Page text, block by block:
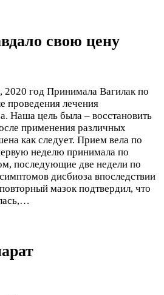
свою цену
2020 год Принимала Вагилак по
проведения лечения
Наша цель была – восстановить
применения различных
как следует. Прием вела по
неделю принимала по
последующие две недели по
дисбиоза впоследствии
мазок подтвердил, что